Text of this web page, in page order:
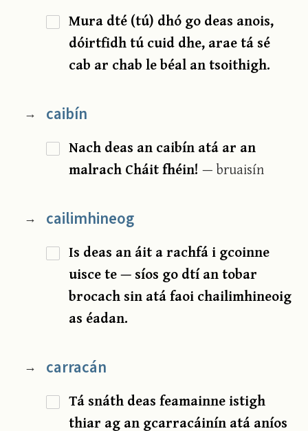
Mura dté (tú) dhó go deas anois,
dóirtfidh tú cuid dhe, arae tá sé
cab ar chab le béal an tsoithigh.
→ caibín
Nach deas an caibín atá ar an
malrach Cháit fhéin!— bruaisín
→ cailimhineog
Is deas an áit a rachfá i gcoinne
uisce te — síos go dtí an tobar
brocach sin atá faoi chailimhineoig
as éadan.
→ carracán
Tá snáth deas feamainne istigh
thiar ag an gcarracáinín atá aníos